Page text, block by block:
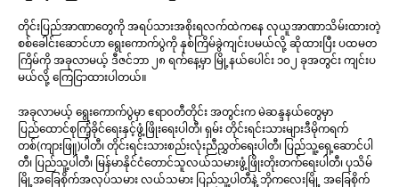
တိုင်းပြည်အာဏာတွေကို အရပ်သားအစိုးရလက်ထဲကနေ လုယူအာဏာသိမ်းထားတဲ့
စစ်ခေါင်းဆောင်ဟာ ရွေးကောက်ပွဲကို နှစ်ကြိမ်ခွဲကျင်းပမယ်လို့ ဆိုထားပြီး ပထမတ
ကြိမ်ကို အခုလာမယ့် ဒီဇင်ဘာ ၂၈ ရက်နေ့မှာ မြို့နယ်ပေါင်း ၁၀၂ ခုအတွင်း ကျင်းပ
မယ်လို့ ကြေငြာထားပါတယ်။
အခုလာမယ့် ရွေးကောက်ပွဲမှာ ဧရာ၀တီတိုင်း အတွင်းက မဲဆန္ဒနယ်တွေမှာ
ပြည်ထောင်စုကြံ့ခိုင်ရေးနှင့်ဖွံ့ဖြိုးရေးပါတီ၊ ရှမ်း တိုင်းရင်းသားများဒီမိုကရက်
တစ်(ကျားဖြူ)ပါတီ၊ တိုင်းရင်းသားစည်းလုံးညီညွှတ်ရေးပါတီ၊ ပြည်သူ့ရှေ့ဆောင်ပါ
တီ၊ ပြည်သူ့ပါတီ၊ မြန်မာနိုင်ငံတောင်သူလယ်သမားဖွံ့ဖြိုးတိုးတက်ရေးပါတီ၊ ပုသိမ်
မြို့အခြေစိုက်အလုပ်သမား လယ်သမား ပြည်သူ့ပါတီနဲ့ ဘိုကလေးမြို့ အခြေစိုက်